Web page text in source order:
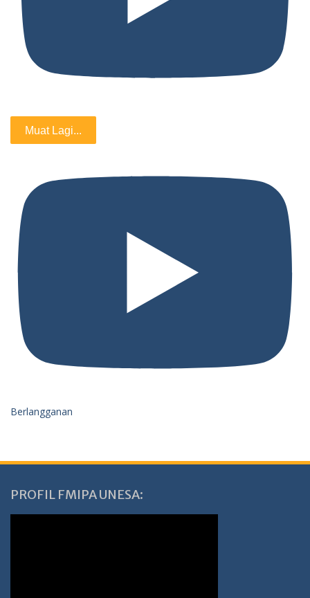
Muat Lagi...
Berlangganan
PROFIL FMIPA UNESA: